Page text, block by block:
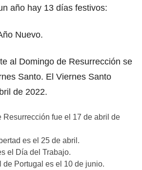
año hay 13 días festivos:
Nuevo.
al Domingo de Resurrección se
Santo. El Viernes Santo
de 2022.
Resurrección fue el 17 de abril de
es el 25 de abril.
el Día del Trabajo.
de Portugal es el 10 de junio.